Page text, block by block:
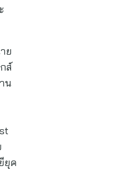
ย
ส์
น
ยุค